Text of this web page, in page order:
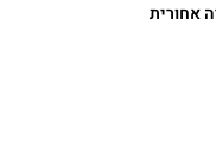
אחורית